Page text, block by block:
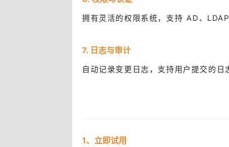
拥有灵活的权限系统，支持 AD、
7. 日志与审计
自动记录变更日志，支持用户提交的日
1、立即试用